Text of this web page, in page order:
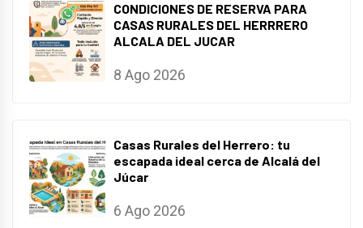
CONDICIONES DE RESERVA PARA
CASAS RURALES DEL HERRRERO
ALCALA DEL JUCAR
8 Ago 2026
Casas Rurales del Herrero: tu
escapada ideal cerca de Alcalá del
Júcar
6 Ago 2026